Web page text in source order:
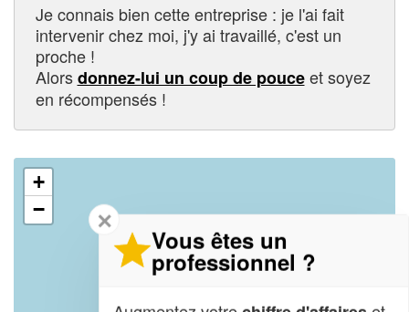
Je connais bien cette entreprise : je l'ai fait
intervenir chez moi, j'y ai travaillé, c'est un
proche !
Alorsdonnez-lui un coup de pouceet soyez
en récompensés !
+
−
✕
Vous êtes un
professionnel ?